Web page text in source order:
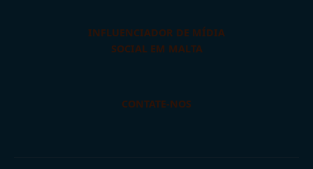
INFLUENCIADOR DE MÍDIA
SOCIAL EM MALTA
CONTATE-NOS